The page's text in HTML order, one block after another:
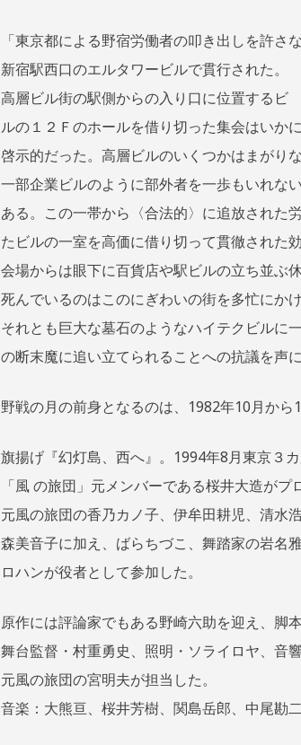
「東京都による野宿労働者の叩き出しを許さ
新宿駅西口のエルタワービルで貫行された。
高層ビル街の駅側からの入り口に位置するビ
ルの１２Ｆのホールを借り切った集会はいか
啓示的だった。高層ビルのいくつかはまがり
一部企業ビルのように部外者を一歩もいれな
ある。この一帯から〈合法的〉に追放された
たビルの一室を高価に借り切って貫徹された
会場からは眼下に百貨店や駅ビルの立ち並ぶ
死んでいるのはこのにぎわいの街を多忙にか
それとも巨大な墓石のようなハイテクビルに
の断末魔に追い立てられることへの抗議を声
野戦の月の前身となるのは、1982年10月から
旗揚げ『幻灯島、西へ』。1994年8月東京３カ
「風 の旅団」元メンバーである桜井大造がプ
元風の旅団の香乃カノ子、伊牟田耕児、清水
森美音子に加え、ばらちづこ、舞踏家の岩名
ロハンが役者として参加した。
原作には評論家でもある野崎六助を迎え、脚
舞台監督・村重勇史、照明・ソライロヤ、音
元風の旅団の宮明夫が担当した。
音楽：大熊亘、桜井芳樹、関島岳郎、中尾勘